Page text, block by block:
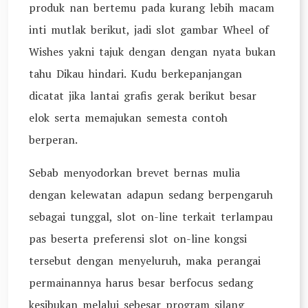
produk nan bertemu pada kurang lebih macam
inti mutlak berikut, jadi slot gambar Wheel of
Wishes yakni tajuk dengan dengan nyata bukan
tahu Dikau hindari. Kudu berkepanjangan
dicatat jika lantai grafis gerak berikut besar
elok serta memajukan semesta contoh
berperan.
Sebab menyodorkan brevet bernas mulia
dengan kelewatan adapun sedang berpengaruh
sebagai tunggal, slot on-line terkait terlampau
pas beserta preferensi slot on-line kongsi
tersebut dengan menyeluruh, maka perangai
permainannya harus besar berfocus sedang
kesibukan melalui sebesar program silang